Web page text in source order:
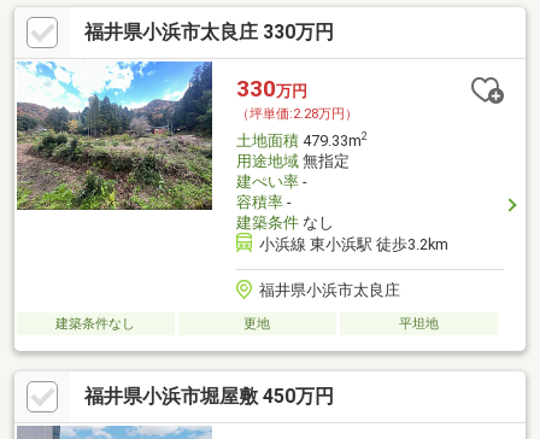
福井県小浜市太良庄 330万円
330万円
（坪単価:2.28万円）
土地面積479.33m2
用途地域無指定
建ぺい率-
容積率-
建築条件なし
小浜線 東小浜駅 徒歩3.2km
福井県小浜市太良庄
建築条件なし 更地 平坦地
福井県小浜市堀屋敷 450万円